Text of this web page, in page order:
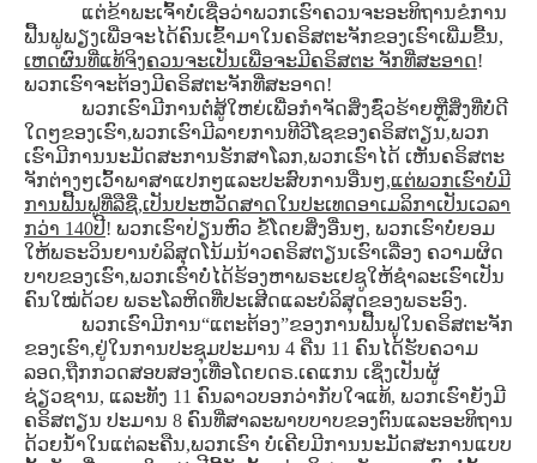
ແຕ່ຂ້າພະເຈົ້າບໍ່ເຊື່ອວ່າພວກເຮົາຄວນຈະອະທິຖານຂໍການ
ຟື້ນຟູພຽງເພື່ອຈະໄດ້ຄົນເຂົ້າມາໃນຄຣິສຕະຈັກຂອງເຮົາເພີ່ມຂື້ນ,
ເຫດຜົນທີ່ແທ້ຈິງຄວນຈະເປັນເພື່ອຈະມີຄຣິສຕະ ຈັກທີ່ສະອາດ!
ພວກເຮົາຈະຕ້ອງມີຄຣິສຕະຈັກທີ່ສະອາດ!
ພວກເຮົາມີການຕໍ່ສູ້ໃຫຍ່ເພື່ອກໍາຈັດສິ່ງຊົ່ວຮ້າຍຫຼືສິ່ງທີ່ບໍ່ດີ
ໃດໆຂອງເຮົາ,ພວກເຮົາມີລາຍການທີວີໂຊຂອງຄຣິສຕຽນ,ພວກ
ເຮົາມີການນະມັດສະການຮັກສາໂລກ,ພວກເຮົາໄດ້ ເຫັນຄຣິສຕະ
ຈັກຕ່າງໆເວົ້າພາສາແປກໆແລະປະສົບການອື່ນໆ,ແຕ່ພວກເຮົາບໍ່ມີ
ການຟື້ນຟູທີ່ລືຊື່,ເປັນປະຫວັດສາດໃນປະເທດອາເມລິກາເປັນເວລາ
ກວ່າ 140ປີ! ພວກເຮົາປ່ຽນຫົວ ຂໍ້ໂດຍສິ່ງອື່ນໆ, ພວກເຮົາບໍ່ຍອມ
ໃຫ້ພຣະວິນຍານບໍລິສຸດໂນ້ມນ້າວຄຣິສຕຽນເຮົາເລື່ອງ ຄວາມຜິດ
ບາບຂອງເຮົາ,ພວກເຮົາບໍ່ໄດ້ຮ້ອງຫາພຣະເຢຊູໃຫ້ຊໍາລະເຮົາເປັນ
ຄົນໃໝ່ດ້ວຍ ພຣະໂລຫິດທີ່ປະເສີດແລະບໍລິສຸດຂອງພຣະອົງ.
ພວກເຮົາມີການ“ແຕະຕ້ອງ”ຂອງການຟື້ນຟູໃນຄຣິສຕະຈັກ
ຂອງເຮົາ,ຢູ່ໃນການປະຊຸມປະມານ 4 ຄືນ 11 ຄົນໄດ້ຮັບຄວາມ
ລອດ,ຖືກກວດສອບສອງເທື່ອໂດຍດຣ.ເຄແກນ ເຊິ່ງເປັນຜູ້
ຊ່ຽວຊານ, ແລະທັງ 11 ຄົນລາວບອກວ່າກັບໃຈແທ້, ພວກເຮົາຍັງມີ
ຄຣິສຕຽນ ປະມານ 8 ຄົນທີ່ສາລະພາບບາບຂອງຕົນແລະອະທິຖານ
ດ້ວຍນໍ້າໃນແຕ່ລະຄືນ,ພວກເຮົາ ບໍ່ເຄີຍມີການນະມັດສະການແບບ